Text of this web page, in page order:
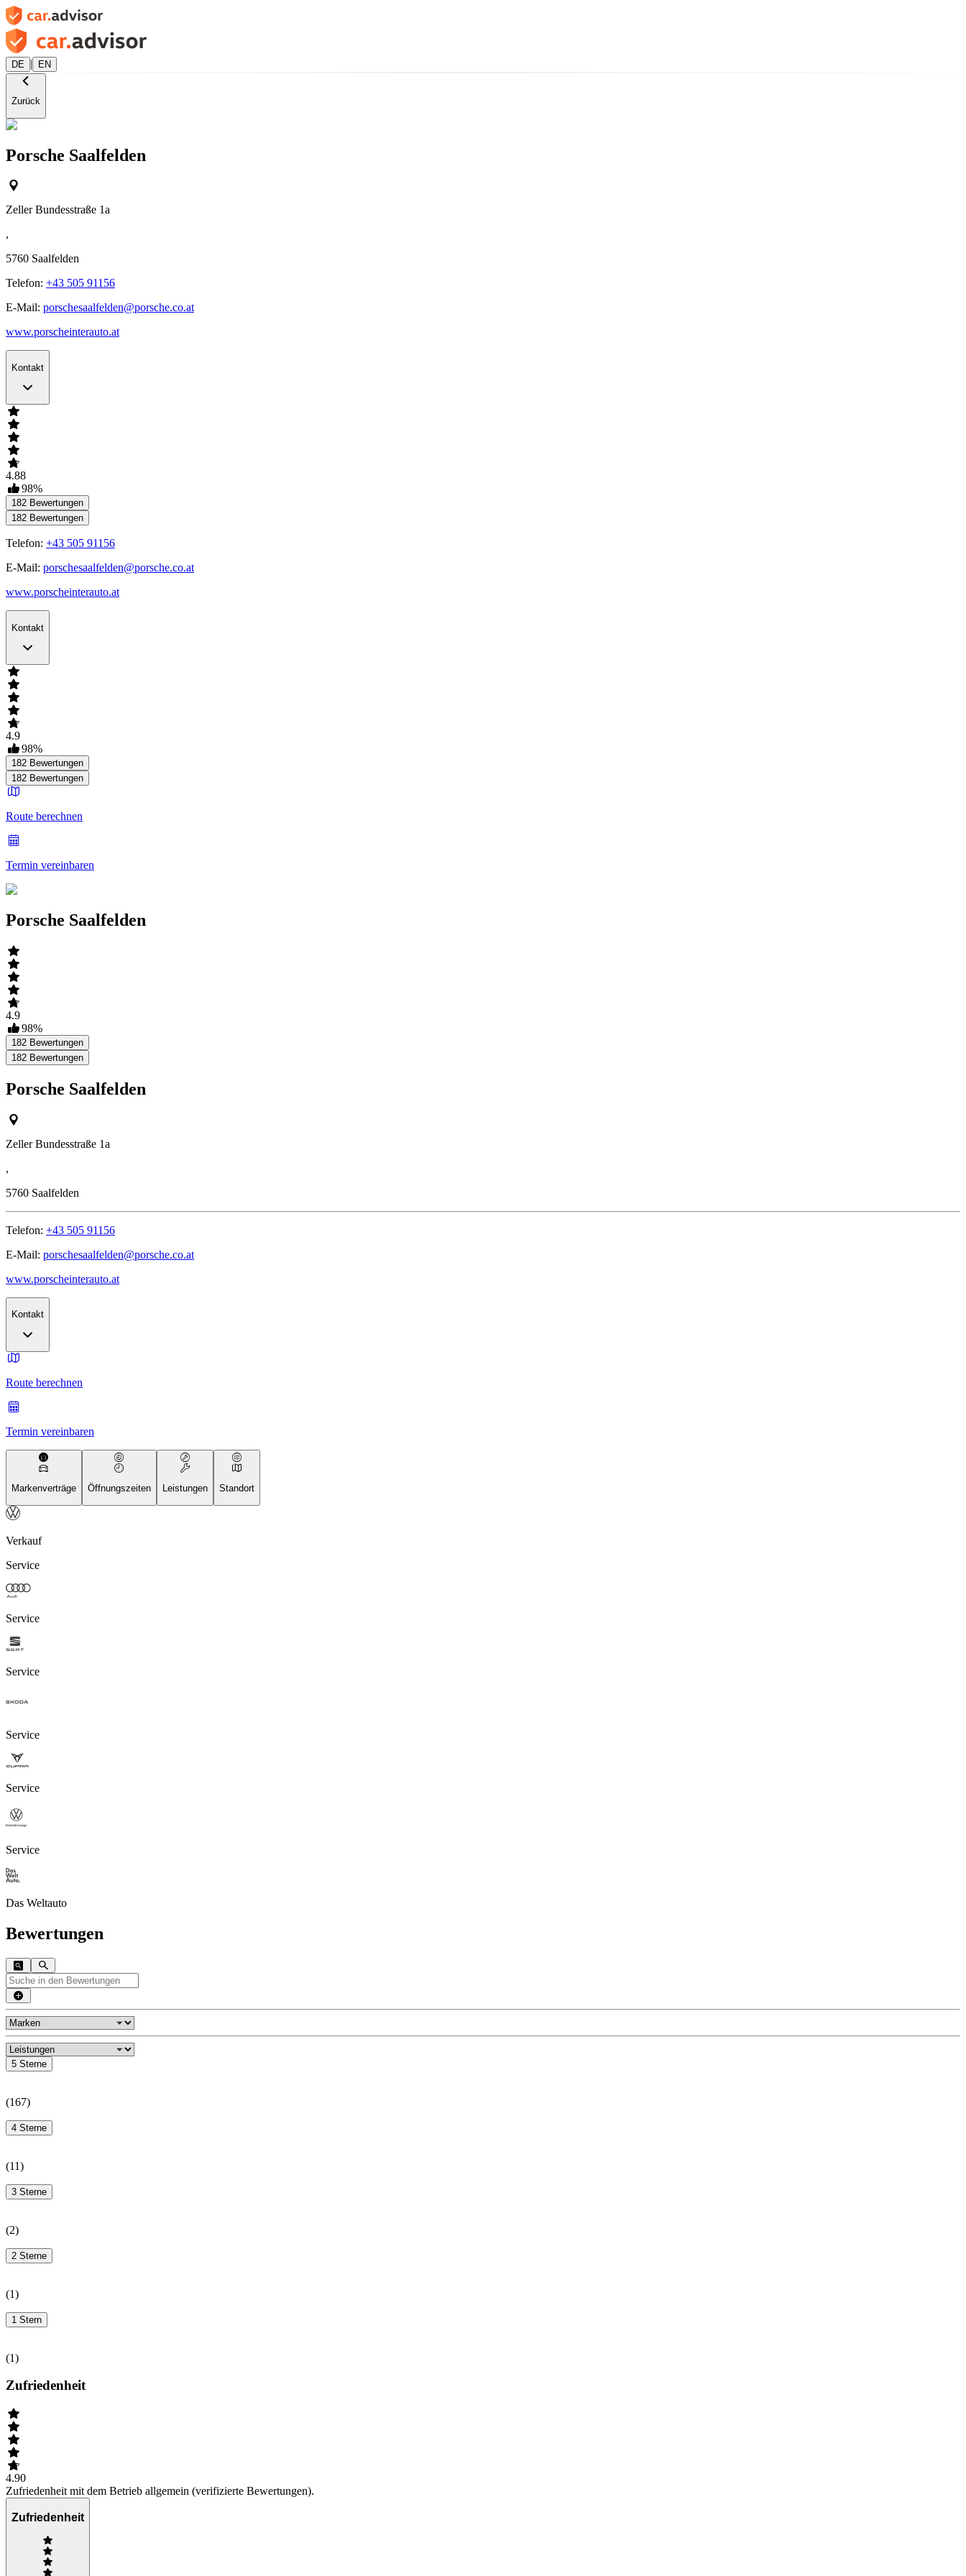
DE | EN
Zurück
Porsche Saalfelden
Zeller Bundesstraße 1a
,
5760 Saalfelden
Telefon: +43 505 91156
E-Mail: porschesaalfelden@porsche.co.at
www.porscheinterauto.at
Kontakt
4.88
98%
182 Bewertungen
182 Bewertungen
Telefon: +43 505 91156
E-Mail: porschesaalfelden@porsche.co.at
www.porscheinterauto.at
Kontakt
4.9
98%
182 Bewertungen
182 Bewertungen
Route berechnen
Termin vereinbaren
Porsche Saalfelden
4.9
98%
182 Bewertungen
182 Bewertungen
Porsche Saalfelden
Zeller Bundesstraße 1a
,
5760 Saalfelden
Telefon: +43 505 91156
E-Mail: porschesaalfelden@porsche.co.at
www.porscheinterauto.at
Kontakt
Route berechnen
Termin vereinbaren
Markenverträge Öffnungszeiten Leistungen Standort
Verkauf
Service
Service
Service
Service
Service
Service
Das Weltauto
Bewertungen
5 Sterne
(167)
4 Sterne
(11)
3 Sterne
(2)
2 Sterne
(1)
1 Stern
(1)
Zufriedenheit
4.90
Zufriedenheit mit dem Betrieb allgemein (verifizierte Bewertungen).
Zufriedenheit